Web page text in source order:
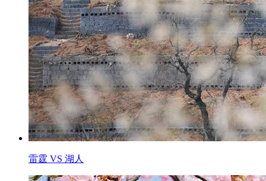
雷霆 VS 湖人